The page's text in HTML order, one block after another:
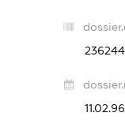
11.02.96